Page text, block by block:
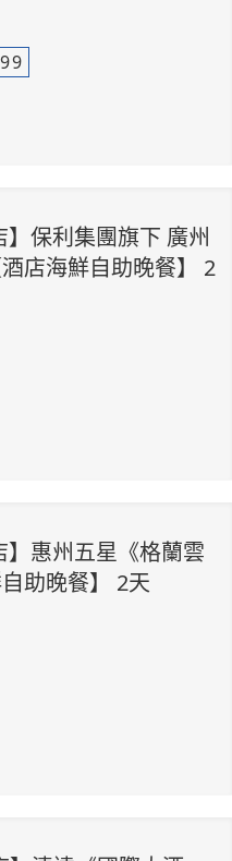
】保利集團旗下 廣州
店海鮮自助晚餐】 2
】惠州五星《格蘭雲
助晚餐】 2天